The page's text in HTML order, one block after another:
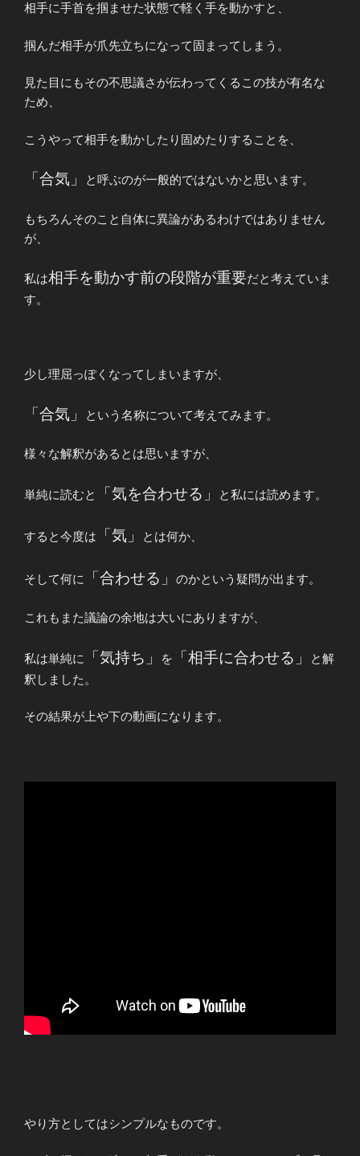
相手に手首を掴ませた状態で軽く手を動かすと、
掴んだ相手が爪先立ちになって固まってしまう。
見た目にもその不思議さが伝わってくるこの技が有名な
ため、
こうやって相手を動かしたり固めたりすることを、
「合気」 と呼ぶのが一般的ではないかと思います。
もちろんそのこと自体に異論があるわけではありません
が、
私は相手を動かす前の段階が重要だと考えていま
す。
少し理屈っぽくなってしまいますが、
「合気」 という名称について考えてみます。
様々な解釈があるとは思いますが、
単純に読むと 「気を合わせる」 と私には読めます。
すると今度は 「気」 とは何か、
そして何に 「合わせる」 のかという疑問が出ます。
これもまた議論の余地は大いにありますが、
私は単純に 「気持ち」 を 「相手に合わせる」
と解
釈しました。
その結果が上や下の動画になります。
やり方としてはシンプルなものです。